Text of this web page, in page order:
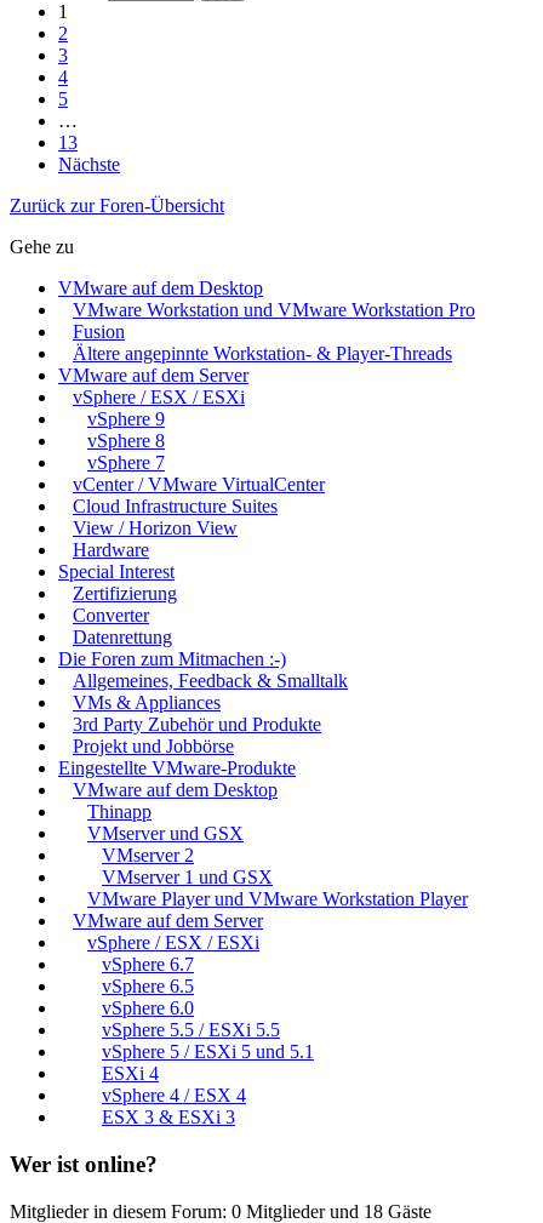
1
2
3
4
5
…
13
Nächste
Zurück zur Foren-Übersicht
Gehe zu
VMware auf dem Desktop
VMware Workstation und VMware Workstation Pro
Fusion
Ältere angepinnte Workstation- & Player-Threads
VMware auf dem Server
vSphere / ESX / ESXi
vSphere 9
vSphere 8
vSphere 7
vCenter / VMware VirtualCenter
Cloud Infrastructure Suites
View / Horizon View
Hardware
Special Interest
Zertifizierung
Converter
Datenrettung
Die Foren zum Mitmachen :-)
Allgemeines, Feedback & Smalltalk
VMs & Appliances
3rd Party Zubehör und Produkte
Projekt und Jobbörse
Eingestellte VMware-Produkte
VMware auf dem Desktop
Thinapp
VMserver und GSX
VMserver 2
VMserver 1 und GSX
VMware Player und VMware Workstation Player
VMware auf dem Server
vSphere / ESX / ESXi
vSphere 6.7
vSphere 6.5
vSphere 6.0
vSphere 5.5 / ESXi 5.5
vSphere 5 / ESXi 5 und 5.1
ESXi 4
vSphere 4 / ESX 4
ESX 3 & ESXi 3
Wer ist online?
Mitglieder in diesem Forum: 0 Mitglieder und 18 Gäste